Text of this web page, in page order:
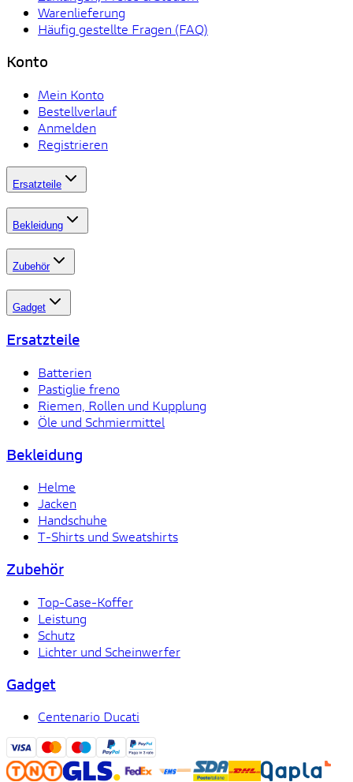
Warenlieferung
Häufig gestellte Fragen (FAQ)
Konto
Mein Konto
Bestellverlauf
Anmelden
Registrieren
Ersatzteile
Bekleidung
Zubehör
Gadget
Ersatzteile
Batterien
Pastiglie freno
Riemen, Rollen und Kupplung
Öle und Schmiermittel
Bekleidung
Helme
Jacken
Handschuhe
T-Shirts und Sweatshirts
Zubehör
Top-Case-Koffer
Leistung
Schutz
Lichter und Scheinwerfer
Gadget
Centenario Ducati